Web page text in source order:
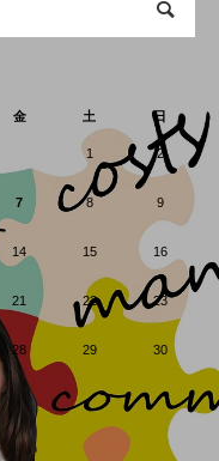
金 土 日
1 2
7 8 9
14 15 16
21 22 23
28 29 30